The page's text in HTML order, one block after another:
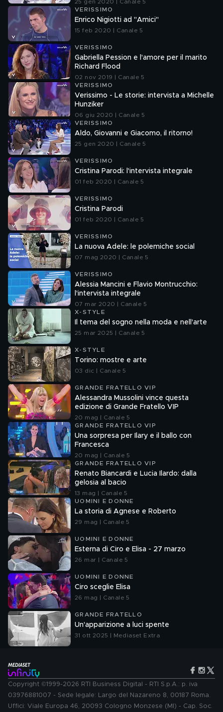
25 gen 2020 | Canale 5
VERISSIMO
Enrico Nigiotti ad "Amici"
15 feb 2020 | Canale 5
VERISSIMO
Gabriella Pession e l'amore per il marito
Richard Flood
02 nov 2019 | Canale 5
VERISSIMO
Verissimo - Le storie: intervista a Michelle
Hunziker
06 giu 2020 | Canale 5
VERISSIMO
Aldo, Giovanni e Giacomo, il ritorno!
25 gen 2020 | Canale 5
VERISSIMO
Cristina Parodi: l'intervista integrale
01 feb 2020 | Canale 5
VERISSIMO
Cristina Parodi
01 feb 2020 | Canale 5
VERISSIMO
La nuova Adele: le polemiche social
07 mag 2020 | Canale 5
VERISSIMO
Alessia Mancini e Flavio Montrucchio:
l'intervista integrale
07 mar 2020 | Canale 5
X-STYLE
Il tema del sogno nella moda e nell'arte
25 mar 2025 | Canale 5
X-STYLE
Torino: mostre e arte
03 dic | Canale 5
GRANDE FRATELLO VIP
Alessandra Mussolini vince questa
edizione di Grande Fratello VIP
20 mag | Canale 5
GRANDE FRATELLO VIP
Una sorpresa per Ilary e il ballo con
Francesca
20 mag | Canale 5
GRANDE FRATELLO VIP
Renato Biancardi e Lucia Ilardo: dalla
gelosia al bacio
13 mag | Canale 5
UOMINI E DONNE
La storia di Agnese e Roberto
29 mag | Canale 5
UOMINI E DONNE
Esterna di Ciro e Elisa - 27 marzo
26 mar | Canale 5
UOMINI E DONNE
Ciro sceglie Elisa
26 mag | Canale 5
GRANDE FRATELLO
Un'apparizione a luci spente
31 ott 2025 | Mediaset Extra
Copyright ©1999-2026 RTI Business Digital - RTI S.p.A.: p. iva
03976881007 - Sede legale: Largo del Nazareno 8, 00187 Roma.
Uffici: Viale Europa 46, 20093 Cologno Monzese (MI) - Cap. Soc.